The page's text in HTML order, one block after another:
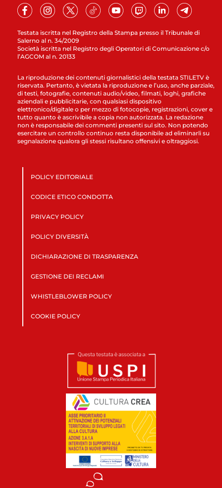
Testata iscritta nel Registro della Stampa presso il Tribunale di
Salerno al n. 34/2009
Società iscritta nel Registro degli Operatori di Comunicazione c/o
l’AGCOM al n. 20133
La riproduzione dei contenuti giornalistici della testata STILETV è
riservata. Pertanto, è vietata la riproduzione e l’uso, anche parziale,
di testi, fotografie, contenuti audio/video, filmati, loghi, grafiche
aziendali e pubblicitarie, con qualsiasi dispositivo
elettronico/digitale o per mezzo di fotocopie, registrazioni, cover e
tutto quanto è ascrivibile a copia non autorizzata. La redazione
non è responsabile dei commenti presenti sul sito. Non potendo
esercitare un controllo continuo resta disponibile ad eliminarli su
segnalazione qualora gli stessi risultano offensivi e oltraggiosi.
POLICY EDITORIALE
CODICE ETICO CONDOTTA
PRIVACY POLICY
POLICY DIVERSITÀ
DICHIARAZIONE DI TRASPARENZA
GESTIONE DEI RECLAMI
WHISTLEBLOWER POLICY
COOKIE POLICY